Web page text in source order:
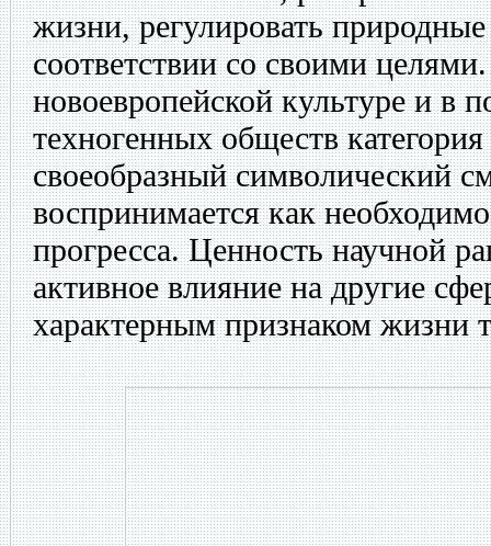
жизни, регулировать
соответствии со своими
новоевропейской культуре и в
техногенных обществ
своеобразный символический
воспринимается как
прогресса. Ценность научной
активное влияние на другие
характерным признаком жизни